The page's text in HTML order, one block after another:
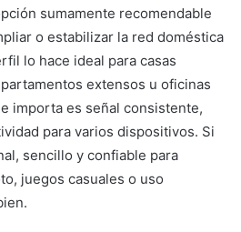
sumamente recomendable
o estabilizar la red doméstica
lo hace ideal para casas
extensos u oficinas
importa es señal consistente,
para varios dispositivos. Si
sencillo y confiable para
juegos casuales o uso